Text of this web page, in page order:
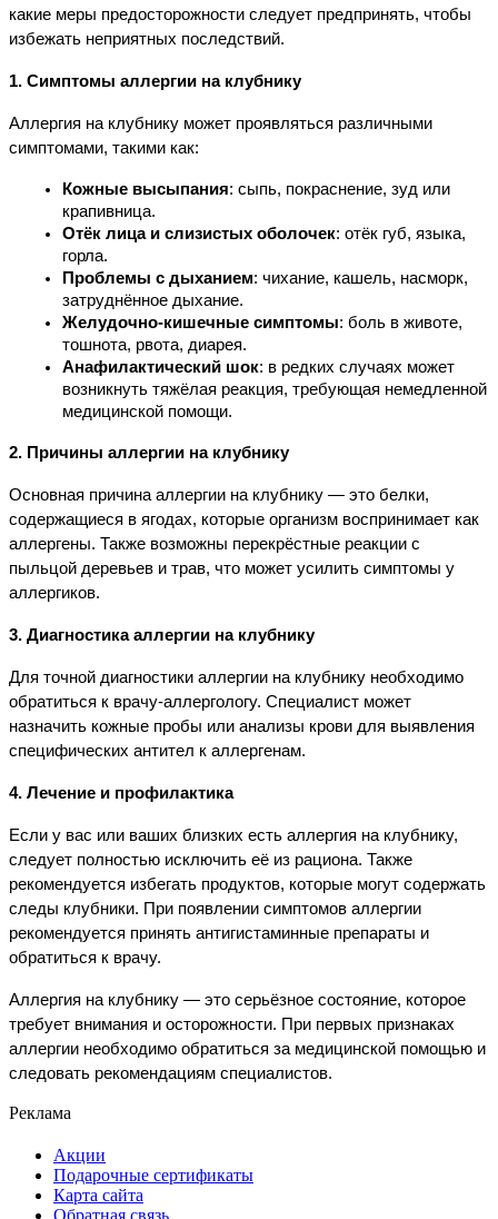
какие меры предосторожности следует предпринять, чтобы
избежать неприятных последствий.
1. Симптомы аллергии на клубнику
Аллергия на клубнику может проявляться различными
симптомами, такими как:
Кожные высыпания: сыпь, покраснение, зуд или
крапивница.
Отёк лица и слизистых оболочек: отёк губ, языка,
горла.
Проблемы с дыханием: чихание, кашель, насморк,
затруднённое дыхание.
Желудочно-кишечные симптомы: боль в животе,
тошнота, рвота, диарея.
Анафилактический шок: в редких случаях может
возникнуть тяжёлая реакция, требующая немедленной
медицинской помощи.
2. Причины аллергии на клубнику
Основная причина аллергии на клубнику — это белки,
содержащиеся в ягодах, которые организм воспринимает как
аллергены. Также возможны перекрёстные реакции с
пыльцой деревьев и трав, что может усилить симптомы у
аллергиков.
3. Диагностика аллергии на клубнику
Для точной диагностики аллергии на клубнику необходимо
обратиться к врачу-аллергологу. Специалист может
назначить кожные пробы или анализы крови для выявления
специфических антител к аллергенам.
4. Лечение и профилактика
Если у вас или ваших близких есть аллергия на клубнику,
следует полностью исключить её из рациона. Также
рекомендуется избегать продуктов, которые могут содержать
следы клубники. При появлении симптомов аллергии
рекомендуется принять антигистаминные препараты и
обратиться к врачу.
Аллергия на клубнику — это серьёзное состояние, которое
требует внимания и осторожности. При первых признаках
аллергии необходимо обратиться за медицинской помощью и
следовать рекомендациям специалистов.
Реклама
Акции
Подарочные сертификаты
Карта сайта
Обратная связь